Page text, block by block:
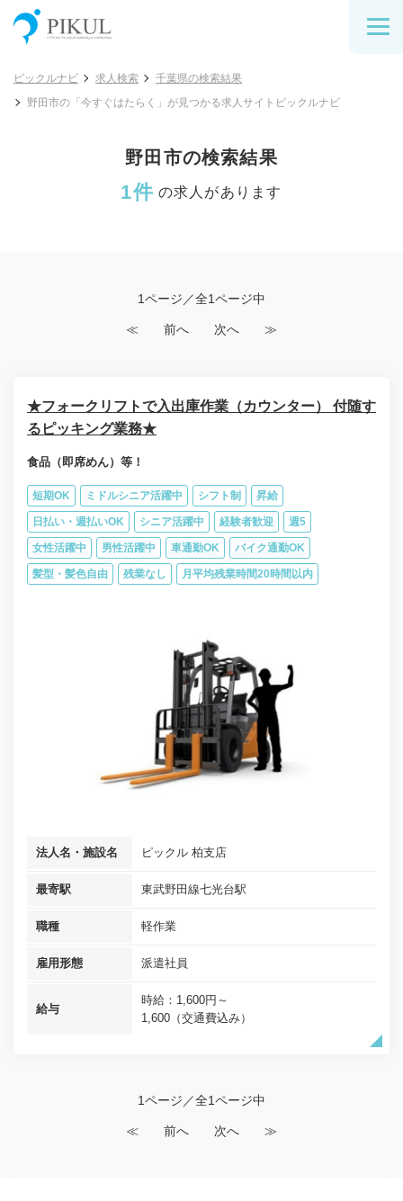
ピックルナビ 求人検索
千葉県の検索結果
野田市の「今すぐはたらく」が見つかる求人サイトピックルナビ
野田市の検索結果
1件 の求人があります
1ページ／全1ページ中
≪ 前へ 次へ ≫
★フォークリフトで入出庫作業（カウンター） 付随す
るピッキング業務★
食品（即席めん）等！
短期OK ミドルシニア活躍中 シフト制 昇給
日払い・週払いOK シニア活躍中 経験者歓迎 週5
女性活躍中 男性活躍中 車通勤OK バイク通勤OK
髪型・髪色自由 残業なし 月平均残業時間20時間以内
法人名・施設名 ピックル 柏支店
最寄駅 東武野田線七光台駅
職種 軽作業
雇用形態 派遣社員
給与
時給：1,600円～
1,600（交通費込み）
1ページ／全1ページ中
≪ 前へ 次へ ≫